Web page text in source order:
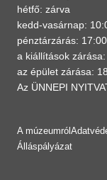
hétfő: zárva
kedd-vasárnap:
pénztárzárás: 17:00
a kiállítások
az épület zárása:
Az ÜNNEPI
A múzeumról
Álláspályázat